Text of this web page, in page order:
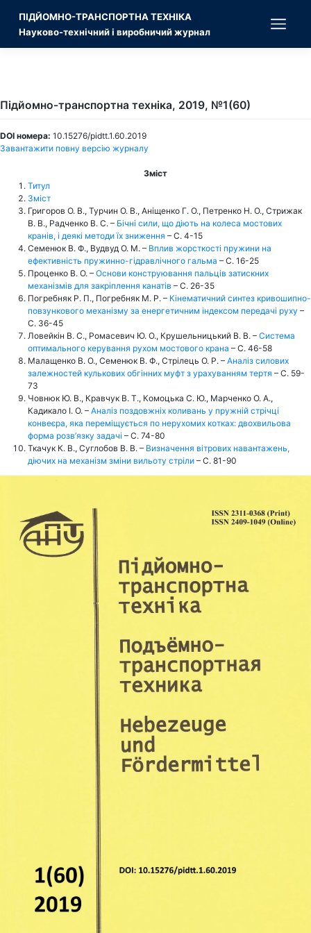
content
ПІДЙОМНО-ТРАНСПОРТНА ТЕХНІКА
Науково-технічний і виробничий журнал
Підйомно-транспортна техніка, 2019, №1(60)
DOI номера: 10.15276/pidtt.1.60.2019
Завантажити повну версію журналу
Зміст
Титул
Зміст
Григоров О. В., Турчин О. В., Аніщенко Г. О., Петренко Н. О., Стрижак
В. В., Радченко В. С. – Бічні сили, що діють на колеса мостових
кранів, і деякі методи їх зниження – С. 4-15
Семенюк В. Ф., Вудвуд О. М. – Вплив жорсткості пружини на
ефективність пружинно-гідравлічного гальма – С. 16-25
Проценко В. О. – Основи конструювання пальців затискних
механізмів для закріплення канатів – С. 26-35
Погребняк Р. П., Погребняк М. Р. – Кінематичний синтез кривошипно-
повзункового механізму за енергетичним індексом передачі руху –
С. 36-45
Ловейкін В. С., Ромасевич Ю. О., Крушельницький В. В. – Система
оптимального керування рухом мостового крана – С. 46-58
Малащенко В. О., Семенюк В. Ф., Стрілець О. Р. – Аналіз силових
залежностей кулькових обгінних муфт з урахуванням тертя – С. 59-
73
Човнюк Ю. В., Кравчук В. Т., Комоцька С. Ю., Марченко О. А.,
Кадикало І. О. – Аналіз поздовжніх коливань у пружній стрічці
конвеєра, яка переміщується по нерухомих котках: двохвильова
форма розв’язку задачі – С. 74-80
Ткачук К. В., Суглобов В. В. – Визначення вітрових навантажень,
діючих на механізм зміни вильоту стріли – С. 81-90